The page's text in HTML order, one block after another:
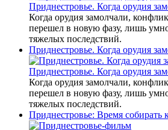
Приднестровье. Когда орудия
Когда орудия замолчали,
перешел в новую фазу, лишь
тяжелых последствий.
Приднестровье. Когда орудия
Приднестровье. Когда орудия
Когда орудия замолчали,
перешел в новую фазу, лишь
тяжелых последствий.
Приднестровье: Время собирать